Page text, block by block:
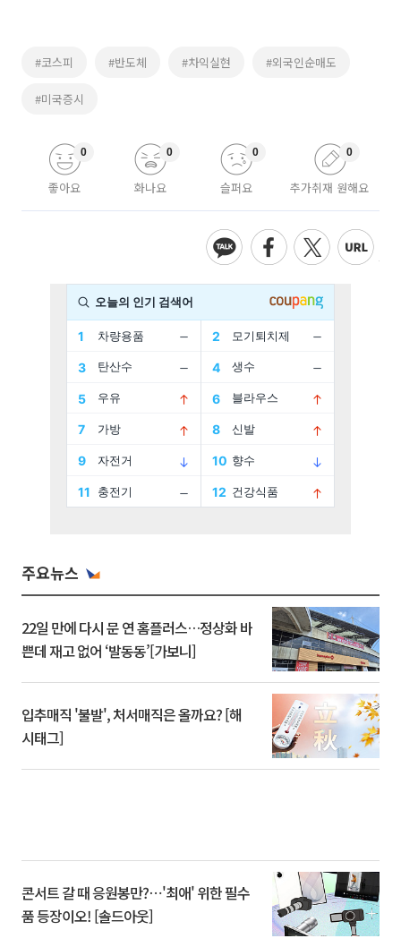
#코스피 #반도체 #차익실현 #외국인순매도
#미국증시
좋아요
0
화나요
0
슬퍼요
0
추가취재 원해요
0
주요뉴스
22일 만에 다시 문 연 홈플러스…정상화 바
쁜데 재고 없어 ‘발동동’[가보니]
입추매직 '불발', 처서매직은 올까요? [해
시태그]
콘서트 갈 때 응원봉만?⋯'최애' 위한 필수
품 등장이오! [솔드아웃]